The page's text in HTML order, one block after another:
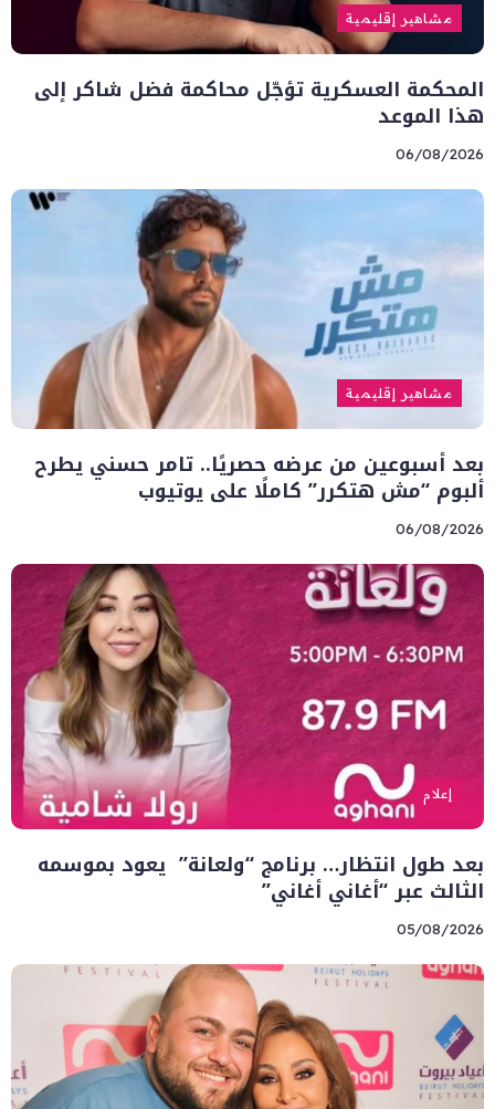
مشاهير إقليمية
المحكمة العسكرية تؤجّل محاكمة فضل شاكر إلى
هذا الموعد
06/08/2026
مشاهير إقليمية
بعد أسبوعين من عرضه حصريًا.. تامر حسني يطرح
ألبوم “مش هتكرر” كاملًا على يوتيوب
06/08/2026
إعلام
بعد طول انتظار… برنامج “ولعانة” يعود بموسمه
الثالث عبر “أغاني أغاني”
05/08/2026